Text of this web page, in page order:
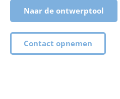
Naar de ontwerptool
Contact opnemen